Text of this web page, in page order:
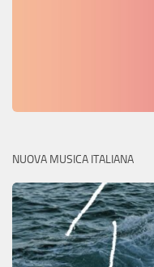
NUOVA MUSICA ITALIANA